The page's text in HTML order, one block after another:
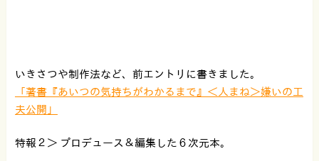
いきさつや制作法など、前エントリに書きました。
「著書『あいつの気持ちがわかるまで』＜人まね＞嫌いの工
夫公開」
特報２＞ プロデュース＆編集した６次元本。